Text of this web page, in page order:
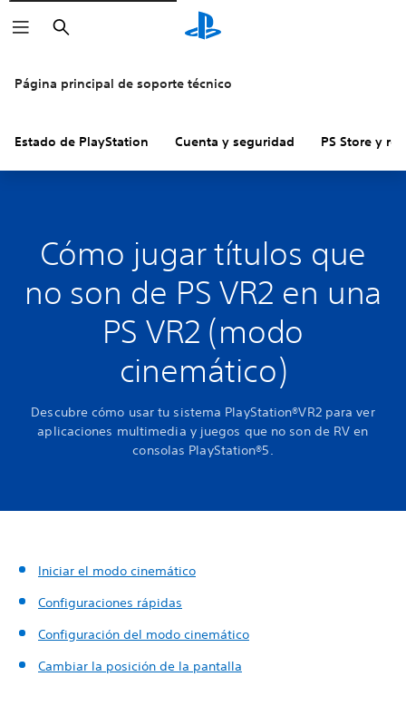
Buscar
Página principal de soporte técnico
Estado de PlayStation Cuenta y seguridad PS Store y
Cómo jugar títulos que
no son de PS VR2 en una
PS VR2 (modo
cinemático)
Descubre cómo usar tu sistema PlayStation®VR2 para ver
aplicaciones multimedia y juegos que no son de RV en
consolas PlayStation®5.
Iniciar el modo cinemático
Configuraciones rápidas
Configuración del modo cinemático
Cambiar la posición de la pantalla